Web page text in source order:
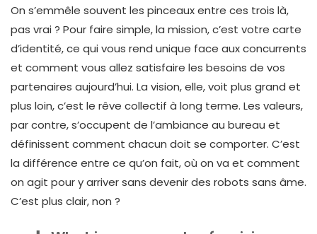
On s’emmêle souvent les pinceaux entre ces trois là,
pas vrai ? Pour faire simple, la mission, c’est votre carte
d’identité, ce qui vous rend unique face aux concurrents
et comment vous allez satisfaire les besoins de vos
partenaires aujourd’hui. La vision, elle, voit plus grand et
plus loin, c’est le rêve collectif à long terme. Les valeurs,
par contre, s’occupent de l’ambiance au bureau et
définissent comment chacun doit se comporter. C’est
la différence entre ce qu’on fait, où on va et comment
on agit pour y arriver sans devenir des robots sans âme.
C’est plus clair, non ?